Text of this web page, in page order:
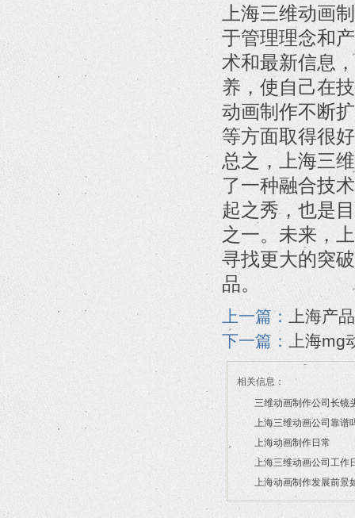
上海三维动画
于管理理念和
术和最新信息
养，使自己在
动画制作不断
等方面取得很
总之，上海三
了一种融合技
起之秀，也是
之一。未来，
寻找更大的突
品。
上一篇：
上海产
下一篇：
上海
相关信息：
三维动画制作公司长镜
2026/07/21
上海三维动画公司靠谱
2026/03/16
上海动画制作日常
2026/03/12
上海三维动画公司工作
2026/02/28
上海动画制作发展前景
2026/02/24